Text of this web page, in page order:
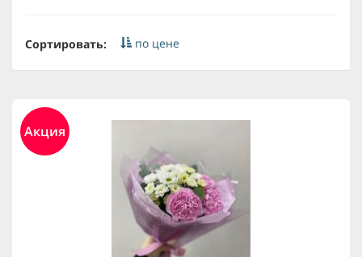
Сортировать: по цене
Акция